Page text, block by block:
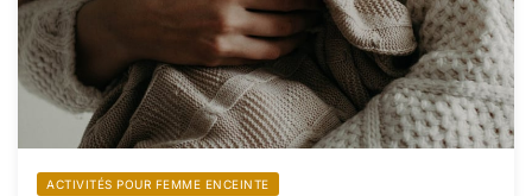
ACTIVITÉS POUR FEMME ENCEINTE